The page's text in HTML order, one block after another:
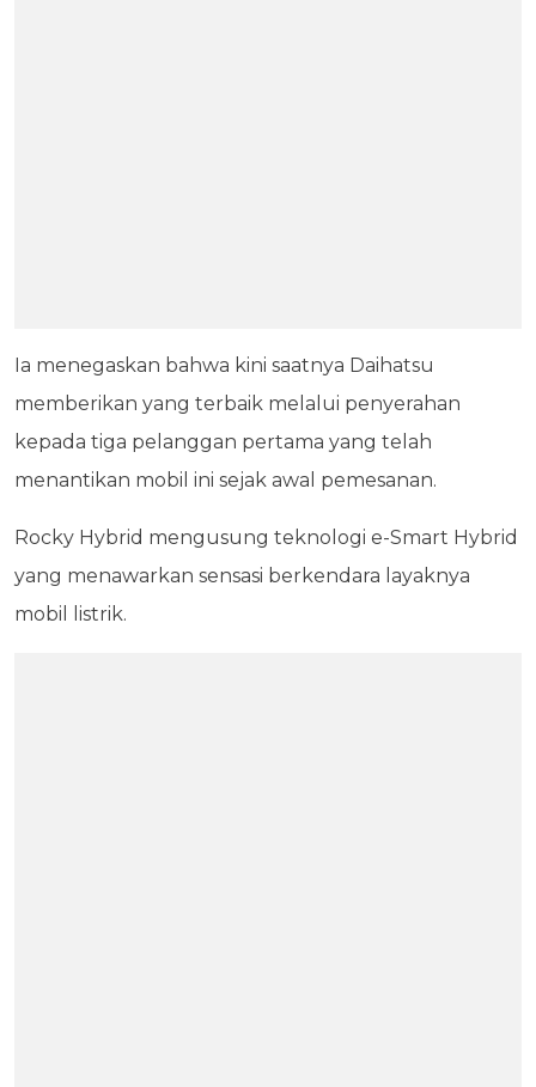
Ia menegaskan bahwa kini saatnya Daihatsu
memberikan yang terbaik melalui penyerahan
kepada tiga pelanggan pertama yang telah
menantikan mobil ini sejak awal pemesanan.
Rocky Hybrid mengusung teknologi e-Smart Hybrid
yang menawarkan sensasi berkendara layaknya
mobil listrik.